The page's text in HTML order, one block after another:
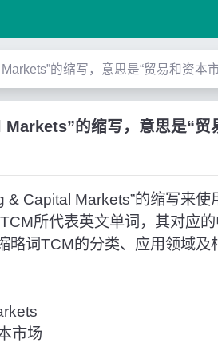
的缩写，意思是“贸易和资本
的缩写，意思是“贸
Capital Markets”的缩写来使
所代表英文单词，其对应
词TCM的分类、应用领域及
市场